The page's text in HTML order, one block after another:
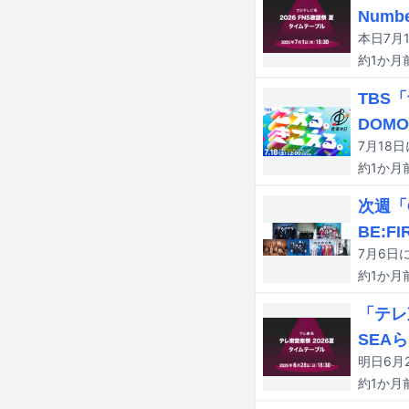
約1か月
TBS
約1か月
次週
約1か月
「テ
SEA
約1か月